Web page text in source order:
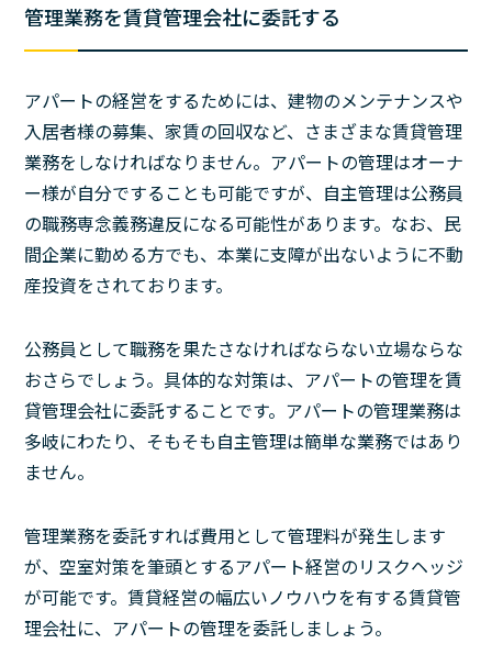
管理業務を賃貸管理会社に委託する
アパートの経営をするためには、建物のメンテナンスや
入居者様の募集、家賃の回収など、さまざまな賃貸管理
業務をしなければなりません。アパートの管理はオーナ
ー様が自分ですることも可能ですが、自主管理は公務員
の職務専念義務違反になる可能性があります。なお、民
間企業に勤める方でも、本業に支障が出ないように不動
産投資をされております。
公務員として職務を果たさなければならない立場ならな
おさらでしょう。具体的な対策は、アパートの管理を賃
貸管理会社に委託することです。アパートの管理業務は
多岐にわたり、そもそも自主管理は簡単な業務ではあり
ません。
管理業務を委託すれば費用として管理料が発生します
が、空室対策を筆頭とするアパート経営のリスクヘッジ
が可能です。賃貸経営の幅広いノウハウを有する賃貸管
理会社に、アパートの管理を委託しましょう。